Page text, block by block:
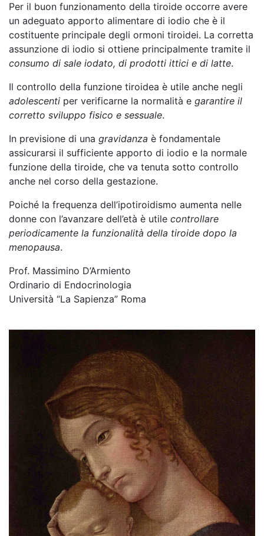
Per il buon funzionamento della tiroide occorre avere
un adeguato apporto alimentare di iodio che è il
costituente principale degli ormoni tiroidei. La corretta
assunzione di iodio si ottiene principalmente tramite il
consumo di sale iodato, di prodotti ittici e di latte.
Il controllo della funzione tiroidea è utile anche negli
adolescenti per verificarne la normalità e garantire il
corretto sviluppo fisico e sessuale.
In previsione di una gravidanza è fondamentale
assicurarsi il sufficiente apporto di iodio e la normale
funzione della tiroide, che va tenuta sotto controllo
anche nel corso della gestazione.
Poiché la frequenza dell’ipotiroidismo aumenta nelle
donne con l’avanzare dell’età è utile controllare
periodicamente la funzionalità della tiroide dopo la
menopausa.
Prof. Massimino D’Armiento
Ordinario di Endocrinologia
Università “La Sapienza” Roma